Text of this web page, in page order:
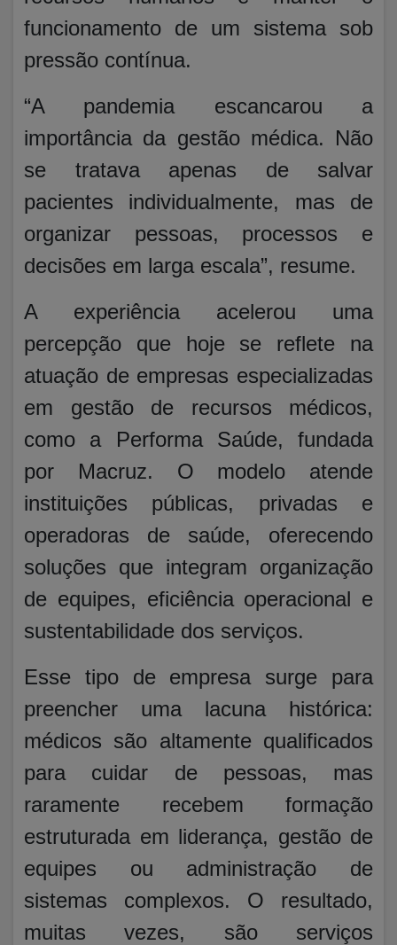
funcionamento de um sistema sob
pressão contínua.
“A pandemia escancarou a
importância da gestão médica. Não
se tratava apenas de salvar
pacientes individualmente, mas de
organizar pessoas, processos e
decisões em larga escala”, resume.
A experiência acelerou uma
percepção que hoje se reflete na
atuação de empresas especializadas
em gestão de recursos médicos,
como a Performa Saúde, fundada
por Macruz. O modelo atende
instituições públicas, privadas e
operadoras de saúde, oferecendo
soluções que integram organização
de equipes, eficiência operacional e
sustentabilidade dos serviços.
Esse tipo de empresa surge para
preencher uma lacuna histórica:
médicos são altamente qualificados
para cuidar de pessoas, mas
raramente recebem formação
estruturada em liderança, gestão de
equipes ou administração de
sistemas complexos. O resultado,
muitas vezes, são serviços